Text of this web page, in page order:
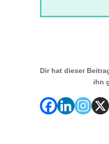
Dir hat dieser
ihn